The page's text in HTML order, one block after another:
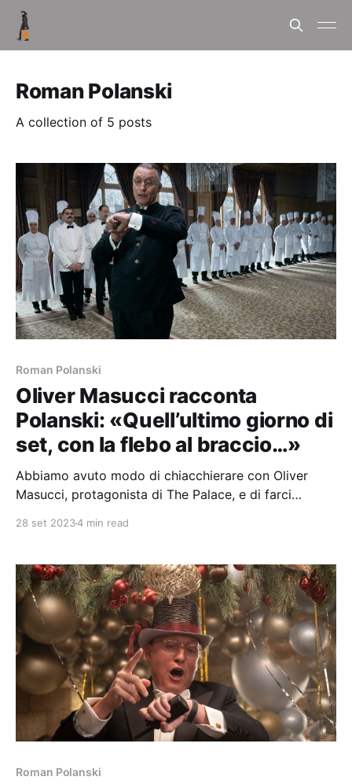
Roman Polanski
A collection of 5 posts
Roman Polanski
Oliver Masucci racconta
Polanski: «Quell’ultimo giorno di
set, con la flebo al braccio…»
Abbiamo avuto modo di chiacchierare con Oliver
Masucci, protagonista di The Palace, e di farci
28 set 20234 min read
Roman Polanski